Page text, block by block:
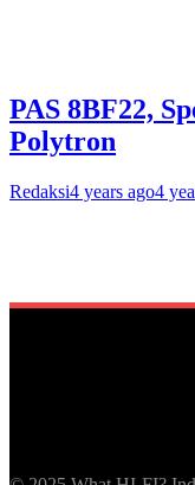
PAS 8BF22,
Polytron
Redaksi4 years ago4